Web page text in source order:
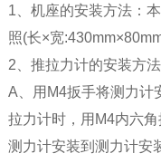
1、机座的安装方法：
照(长×宽
2、推拉力计的安装方法
A、用M4扳手将测力计
拉力计时，用M4内六
测力计安装到测力计安